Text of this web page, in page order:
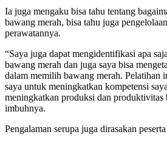
Ia juga mengaku bisa tahu tentang
bawang merah, bisa tahu juga
perawatannya.
“Saya juga dapat mengidentifikasi apa
bawang merah dan juga saya bisa
dalam memilih bawang merah. Pelatihan
saya untuk meningkatkan kompetensi
meningkatkan produksi dan produktivitas
imbuhnya.
Pengalaman serupa juga dirasakan